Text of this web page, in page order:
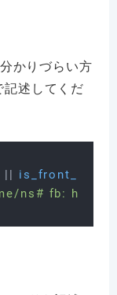
かりづらい方
述してくだ
|| is_front_page
ns# fb: